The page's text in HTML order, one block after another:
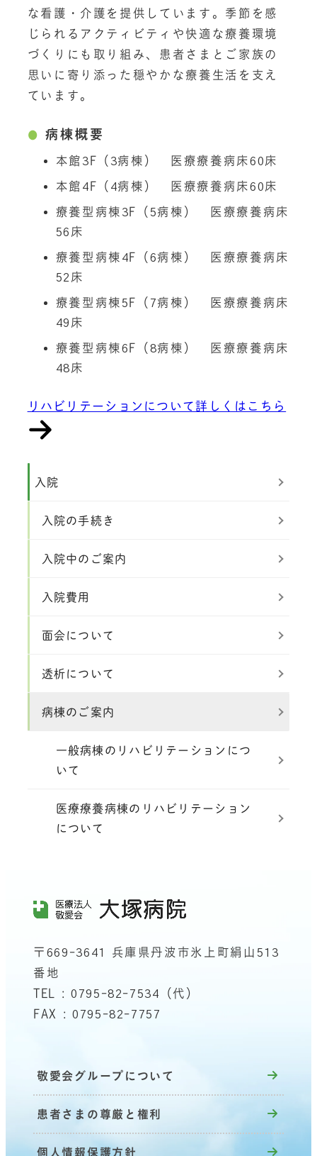
な看護・介護を提供しています。季節を感
じられるアクティビティや快適な療養環境
づくりにも取り組み、患者さまとご家族の
思いに寄り添った穏やかな療養生活を支え
ています。
病棟概要
本館3F（3病棟） 医療療養病床60床
本館4F（4病棟） 医療療養病床60床
療養型病棟3F（5病棟） 医療療養病床
56床
療養型病棟4F（6病棟） 医療療養病床
52床
療養型病棟5F（7病棟） 医療療養病床
49床
療養型病棟6F（8病棟） 医療療養病床
48床
リハビリテーションについて詳しくはこちら
入院
入院の手続き
入院中のご案内
入院費用
面会について
透析について
病棟のご案内
一般病棟のリハビリテーションにつ
いて
医療療養病棟のリハビリテーション
について
〒669-3641 兵庫県丹波市氷上町絹山513
番地
TEL : 0795-82-7534（代）
FAX : 0795-82-7757
敬愛会グループについて
患者さまの尊厳と権利
個人情報保護方針